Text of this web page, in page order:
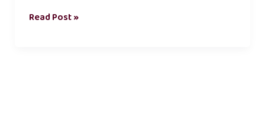
Read Post »